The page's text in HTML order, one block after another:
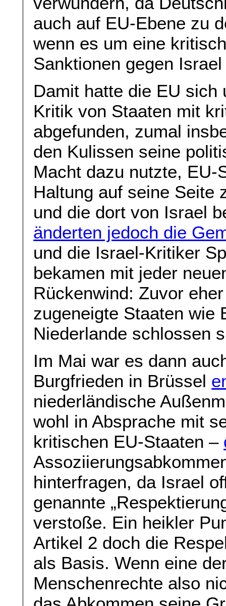
auch auf EU-Ebene zu
wenn es um eine
Sanktionen gegen
Damit hatte die EU sich
Kritik von Staaten mit
abgefunden, zumal
den Kulissen seine
Macht dazu nutzte, EU-
Haltung auf seine Seite
und die dort von Israel
änderten jedoch die
und die Israel-Kritiker
bekamen mit jeder
Rückenwind: Zuvor
zugeneigte Staaten wie
Niederlande schlossen
Im Mai war es dann
Burgfrieden in Brüssel
niederländische
wohl in Absprache mit
kritischen EU-Staaten –
hinterfragen, da Israel
genannte
verstoße. Ein heikler
Artikel 2 doch die
als Basis. Wenn eine
Menschenrechte also